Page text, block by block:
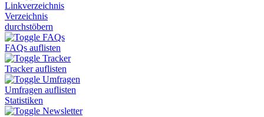
Linkverzeichnis
Verzeichnis
durchstöbern
FAQs
FAQs auflisten
Tracker
Tracker auflisten
Umfragen
Umfragen auflisten
Statistiken
Newsletter